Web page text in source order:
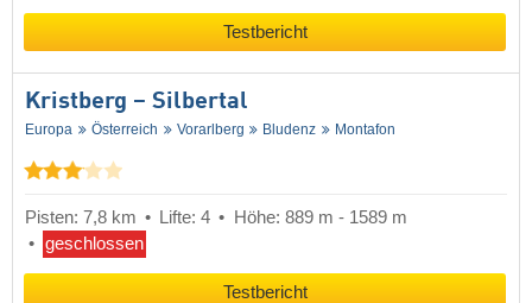
Testbericht
Kristberg – Silbertal
Europa Österreich Vorarlberg Bludenz Montafon
Pisten: 7,8 km Lifte: 4
Höhe: 889 m - 1589 m
geschlossen
Testbericht